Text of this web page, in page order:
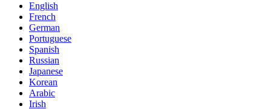
English
French
German
Portuguese
Spanish
Russian
Japanese
Korean
Arabic
Irish